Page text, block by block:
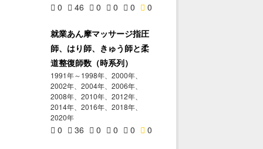
0 46 0 0 0 0
就業あん摩マッサージ指圧
師、はり師、きゅう師と柔
道整復師数（時系列）
1991年～1998年、2000年、
2002年、2004年、2006年、
2008年、2010年、2012年、
2014年、2016年、2018年、
2020年
0 36 0 0 0 0